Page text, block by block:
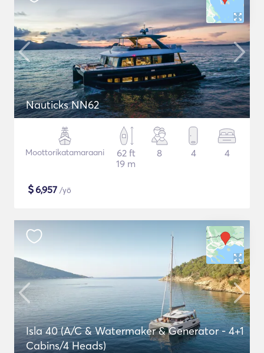
Nauticks NN62
Moottorikatamaraani
62 ft
19 m
8 4 4
$6,957 /yö
Isla 40 (A/C & Watermaker & Generator - 4+1
Cabins/4 Heads)